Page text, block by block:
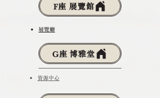
F座 展覽館
展覽廳
G座 博雅堂
資源中心